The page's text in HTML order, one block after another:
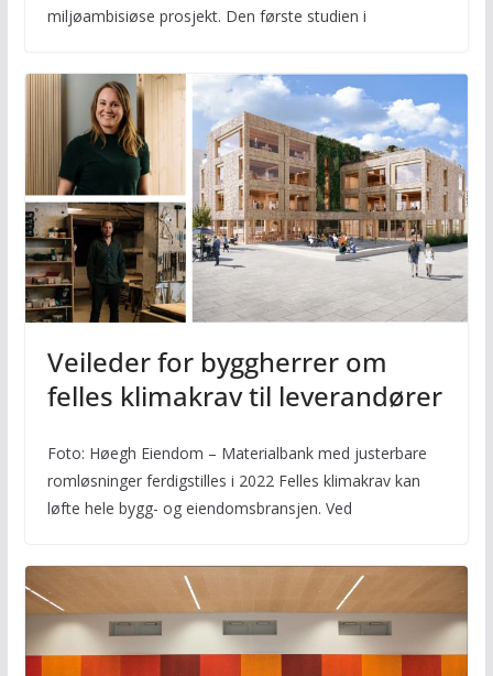
miljøambisiøse prosjekt. Den første studien i
Veileder for byggherrer om
felles klimakrav til leverandører
Foto: Høegh Eiendom – Materialbank med justerbare
romløsninger ferdigstilles i 2022 Felles klimakrav kan
løfte hele bygg- og eiendomsbransjen. Ved